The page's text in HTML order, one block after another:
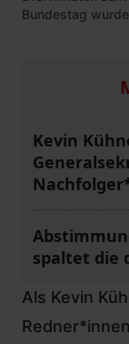
Bundestag
Kevin
spaltet die
Als Kevin